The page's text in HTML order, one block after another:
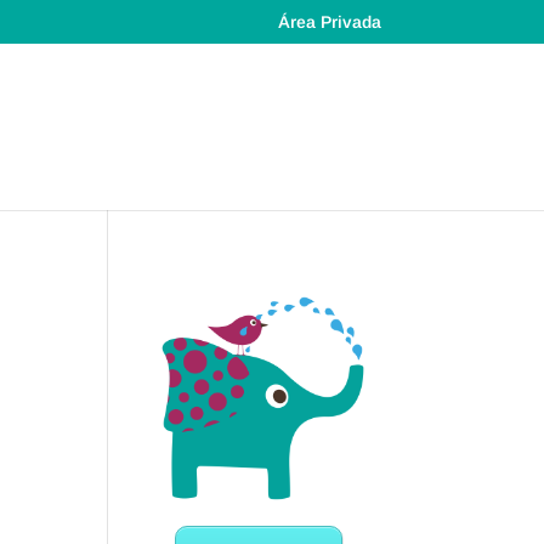
Área Privada